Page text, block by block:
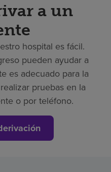
a un
hospital es fácil.
pueden ayudar a
es adecuado para la
pruebas en la
o por teléfono.